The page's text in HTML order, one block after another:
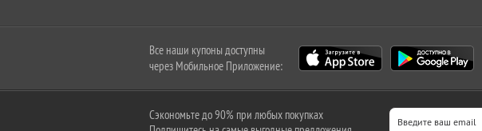
Все наши купоны доступны
через Мобильное Приложение:
Сэкономьте до 90% при любых покупках